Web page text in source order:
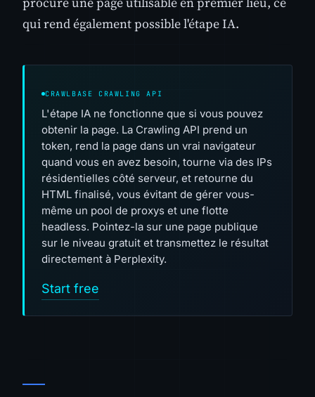
qui rend également possible l'étape IA.
CRAWLBASE CRAWLING API
L'étape IA ne fonctionne que si vous pouvez
obtenir la page. La Crawling API prend un
token, rend la page dans un vrai navigateur
quand vous en avez besoin, tourne via des IPs
résidentielles côté serveur, et retourne du
HTML finalisé, vous évitant de gérer vous-
même un pool de proxys et une flotte
headless. Pointez-la sur une page publique
sur le niveau gratuit et transmettez le résultat
directement à Perplexity.
Start free